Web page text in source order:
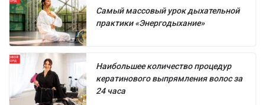
Самый массовый урок дыхательной
практики «Энергодыхание»
Наибольшее количество процедур
кератинового выпрямления волос за
24 часа